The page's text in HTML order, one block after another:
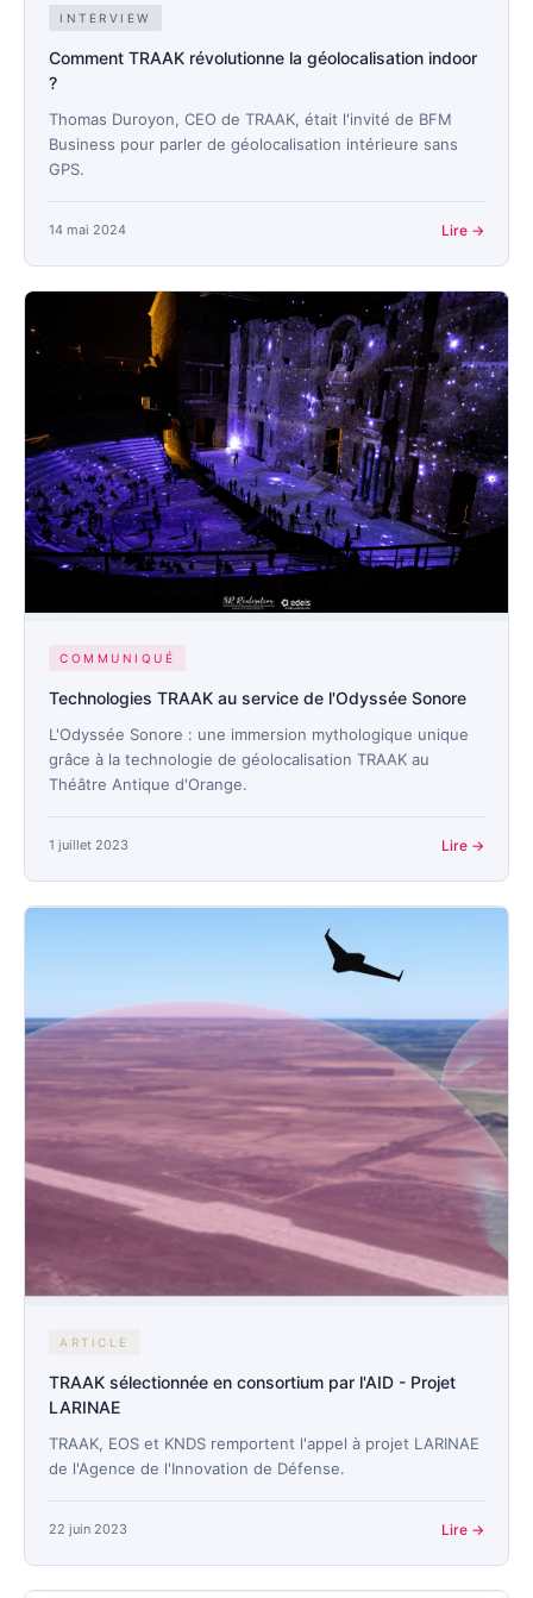
INTERVIEW
Comment TRAAK révolutionne la géolocalisation indoor
?
Thomas Duroyon, CEO de TRAAK, était l'invité de BFM
Business pour parler de géolocalisation intérieure sans
GPS.
14 mai 2024 Lire →
COMMUNIQUÉ
Technologies TRAAK au service de l'Odyssée Sonore
L'Odyssée Sonore : une immersion mythologique unique
grâce à la technologie de géolocalisation TRAAK au
Théâtre Antique d'Orange.
1 juillet 2023 Lire →
ARTICLE
TRAAK sélectionnée en consortium par l'AID - Projet
LARINAE
TRAAK, EOS et KNDS remportent l'appel à projet LARINAE
de l'Agence de l'Innovation de Défense.
22 juin 2023 Lire →